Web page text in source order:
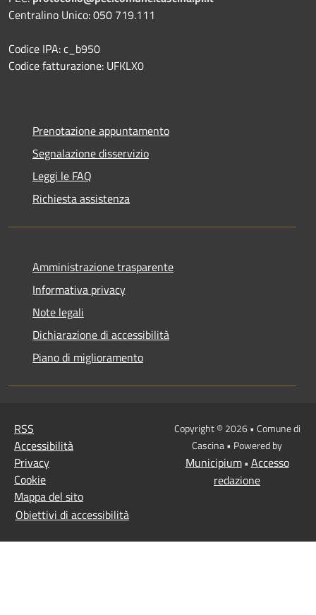
Centralino Unico: 050 719.111
Codice IPA: c_b950
Codice fatturazione: UFKLX0
Prenotazione appuntamento
Segnalazione disservizio
Leggi le FAQ
Richiesta assistenza
Amministrazione trasparente
Informativa privacy
Note legali
Dichiarazione di accessibilità
Piano di miglioramento
RSS
Accessibilità
Privacy
Cookie
Mappa del sito
Obiettivi di accessibilità
Copyright © 2026 • Comune di
Cascina • Powered by
Municipium• Accesso
redazione